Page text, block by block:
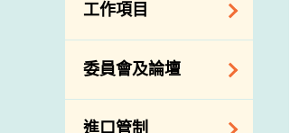
工作項目
降低膳食中的鈉和
糖
委員會及論壇
食物安全專家委員
進口管制